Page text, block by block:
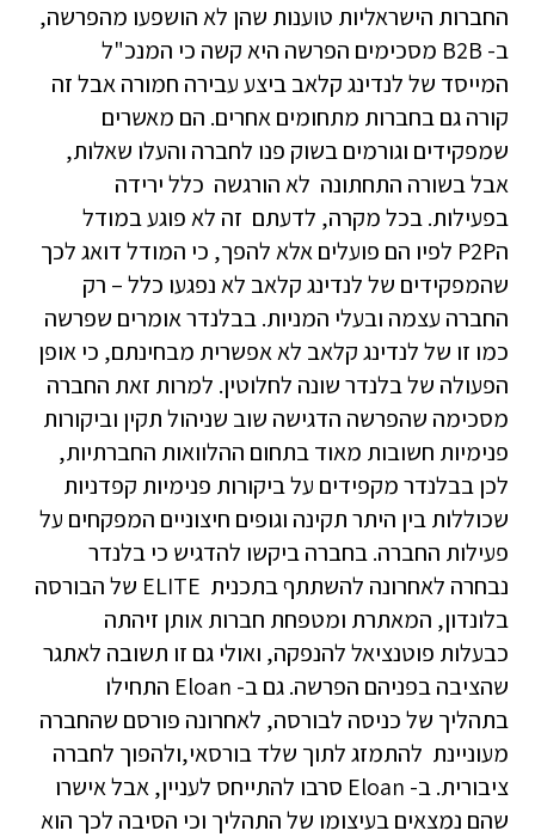
החברות הישראליות טוענות שהן לא הושפעו מהפרשה,
ב- B2B מסכימים הפרשה היא קשה כי המנכ"ל
המייסד של לנדינג קלאב ביצע עבירה חמורה אבל זה
קורה גם בחברות מתחומים אחרים. הם מאשרים
שמפקידים וגורמים בשוק פנו לחברה והעלו שאלות,
אבל בשורה התחתונה לא הורגשה כלל ירידה
בפעילות. בכל מקרה, לדעתם זה לא פוגע במודל
הP2P לפיו הם פועלים אלא להפך, כי המודל דואג לכך
שהמפקידים של לנדינג קלאב לא נפגעו כלל – רק
החברה עצמה ובעלי המניות. בבלנדר אומרים שפרשה
כמו זו של לנדינג קלאב לא אפשרית מבחינתם, כי אופן
הפעולה של בלנדר שונה לחלוטין. למרות זאת החברה
מסכימה שהפרשה הדגישה שוב שניהול תקין וביקורות
פנימיות חשובות מאוד בתחום ההלוואות החברתיות,
לכן בבלנדר מקפידים על ביקורות פנימיות קפדניות
שכוללות בין היתר תקינה וגופים חיצוניים המפקחים על
פעילות החברה. בחברה ביקשו להדגיש כי בלנדר
נבחרה לאחרונה להשתתף בתכנית ELITE של הבורסה
בלונדון, המאתרת ומטפחת חברות אותן זיהתה
כבעלות פוטנציאל להנפקה, ואולי גם זו תשובה לאתגר
שהציבה בפניהם הפרשה. גם ב- Eloan התחילו
בתהליך של כניסה לבורסה, לאחרונה פורסם שהחברה
מעוניינת להתמזג לתוך שלד בורסאי,ולהפוך לחברה
ציבורית. ב- Eloan סרבו להתייחס לעניין, אבל אישרו
שהם נמצאים בעיצומו של התהליך וכי הסיבה לכך הוא